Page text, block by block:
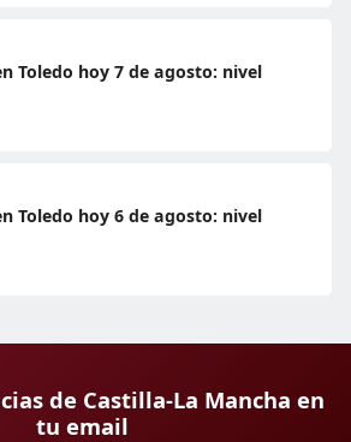
Toledo hoy 7 de agosto: nivel
Toledo hoy 6 de agosto: nivel
de Castilla-La Mancha en
tu email